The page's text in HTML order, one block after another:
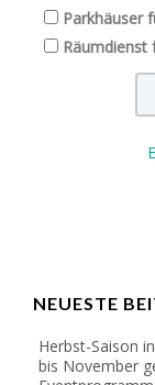
Parkhäuser
NEUESTE
Herbst-Saison
bis November